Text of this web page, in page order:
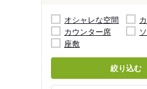
オシャレな空間
カウンター席
座敷
絞り込む